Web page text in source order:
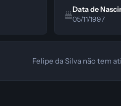
Data de
05/11/1997
Felipe da Silva não tem